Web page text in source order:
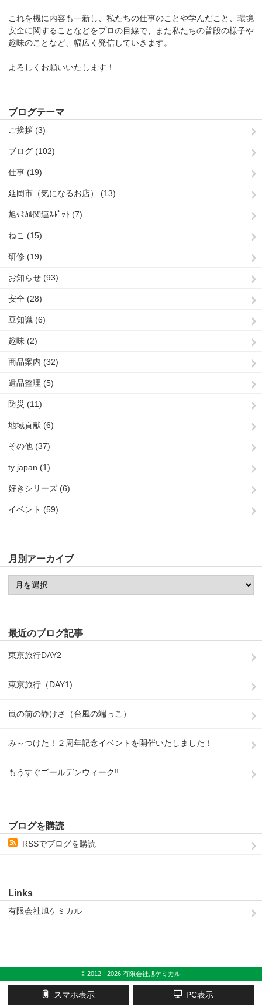
これを機に内容も一新し、私たちの仕事のことや学んだこと、環境
安全に関することなどをプロの目線で、また私たちの普段の様子や
趣味のことなど、幅広く発信していきます。
よろしくお願いいたします！
ブログテーマ
ご挨拶 (3)
ブログ (102)
仕事 (19)
延岡市（気になるお店） (13)
旭ｹﾐｶﾙ関連ｽﾎﾟｯﾄ (7)
ねこ (15)
研修 (19)
お知らせ (93)
安全 (28)
豆知識 (6)
趣味 (2)
商品案内 (32)
遺品整理 (5)
防災 (11)
地域貢献 (6)
その他 (37)
ty japan (1)
好きシリーズ (6)
イベント (59)
月別アーカイブ
最近のブログ記事
東京旅行DAY2
東京旅行（DAY1)
嵐の前の静けさ（台風の端っこ）
み～つけた！２周年記念イベントを開催いたしました！
もうすぐゴールデンウィーク‼
ブログを購読
RSSでブログを購読
Links
有限会社旭ケミカル
© 2012 - 2026 有限会社旭ケミカル
スマホ表示 PC表示